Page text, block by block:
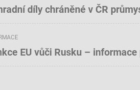
díly chráněné v ČR
EU vůči Rusku –